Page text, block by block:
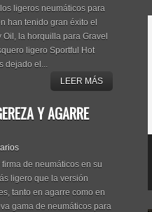
ligeros neumáticos para
han tenido gran éxito el
la horquilla para Gravel
ligero Sportful Hot
dejado el...
LEER MÁS
Y AGARRE
de neumáticos en su
ligero que la versión
tanto en agarre como en
gama de neumáticos para